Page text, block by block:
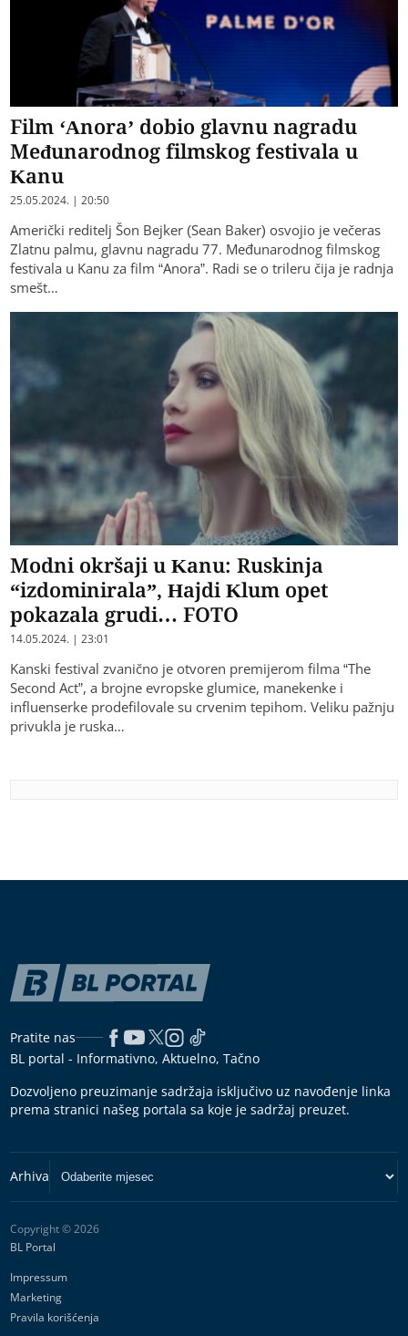
Film ‘Anora’ dobio glavnu nagradu
Međunarodnog filmskog festivala u
Kanu
Američki reditelj Šon Bejker (Sean Baker) osvojio je večeras
Zlatnu palmu, glavnu nagradu 77. Međunarodnog filmskog
festivala u Kanu za film “Anora”. Radi se o trileru čija je radnja
Modni okršaji u Kanu: Ruskinja
“izdominirala”, Hajdi Klum opet
Pratite nas
BL portal - Informativno, Aktuelno, Tačno
Dozvoljeno preuzimanje sadržaja isključivo uz navođenje linka
prema stranici našeg portala sa koje je sadržaj preuzet.